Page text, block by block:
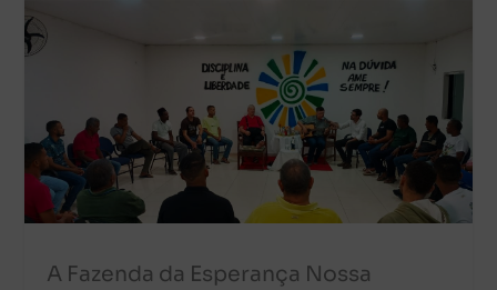
A Fazenda da Esperança Nossa